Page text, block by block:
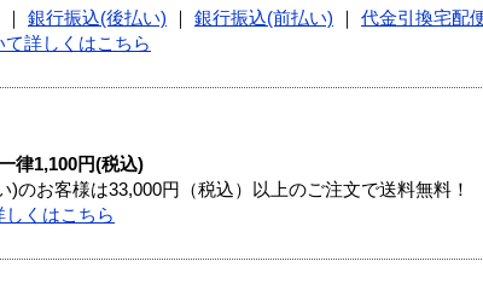
銀行振込(後払い) 銀行振込(前払い) 代金引換宅配
詳しくはこちら
律1,100円(税込)
のお客様は33,000円（税込）以上のご注文で送料無料！
くはこちら